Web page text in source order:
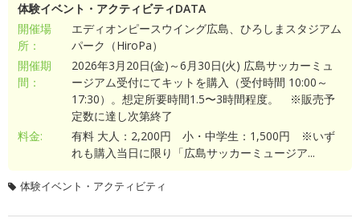
体験イベント・アクティビティDATA
開催場
所：
エディオンピースウイング広島、ひろしまスタジアム
パーク（HiroPa）
開催期
間：
2026年3月20日(金)～6月30日(火) 広島サッカーミュ
ージアム受付にてキットを購入（受付時間 10:00～
17:30）。想定所要時間1.5〜3時間程度。 ※販売予
定数に達し次第終了
料金:
有料 大人：2,200円 小・中学生：1,500円 ※いず
れも購入当日に限り「広島サッカーミュージア...
体験イベント・アクティビティ